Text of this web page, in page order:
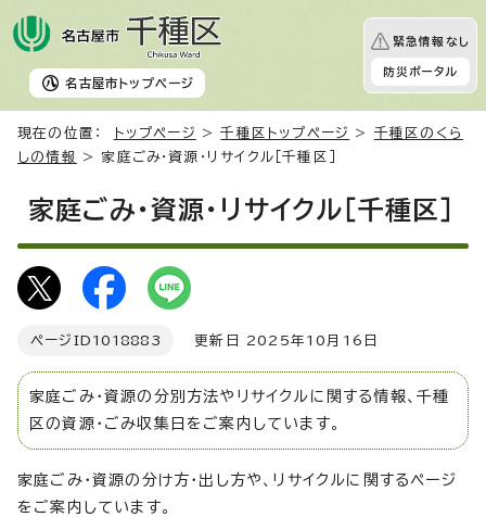
名古屋市 トップページ
緊急情報なし
防災ポータル
現在の位置： トップページ >千種区トップページ > 千種区のくら
しの情報
> 家庭ごみ・資源・リサイクル［千種区］
家庭ごみ・資源・リサイクル［千種区］
ページID 1018883 更新日 2025年10月16日
家庭ごみ・資源の分別方法やリサイクルに関する情報、千種
区の資源・ごみ収集日をご案内しています。
家庭ごみ・資源の分け方・出し方や、リサイクルに関するページ
をご案内しています。